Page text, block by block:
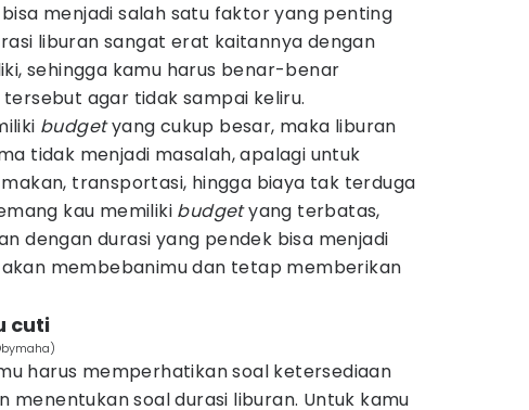
menjadi salah satu faktor yang penting
liburan sangat erat kaitannya dengan
sehingga kamu harus benar-benar
agar tidak sampai keliru.
budgetyang cukup besar, maka liburan
tidak menjadi masalah, apalagi untuk
transportasi, hingga biaya tak terduga
kau memiliki budgetyang terbatas,
dengan durasi yang pendek bisa menjadi
membebanimu dan tetap memberikan
cuti
harus memperhatikan soal ketersediaan
menentukan soal durasi liburan. Untuk kamu